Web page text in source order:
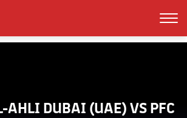
AHLI DUBAI (UAE) VS PFC